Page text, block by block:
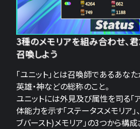
3種のメモリアを組み合わせ、
召喚しよう
「ユニット」とは召喚師であるあな
英雄・神などの総称のこと。
ユニットには外見及び属性を司る「
体能力を示す「ステータスメモリア」
ブバースト)メモリア」の3つから構成